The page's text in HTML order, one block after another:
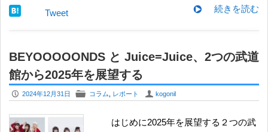
続きを読む
Tweet
BEYOOOOONDS と Juice=Juice、2つの武道
館から2025年を展望する
P 2024年12月31日 F コラム レポート U kogonil
はじめに2025年を展望する２つの武